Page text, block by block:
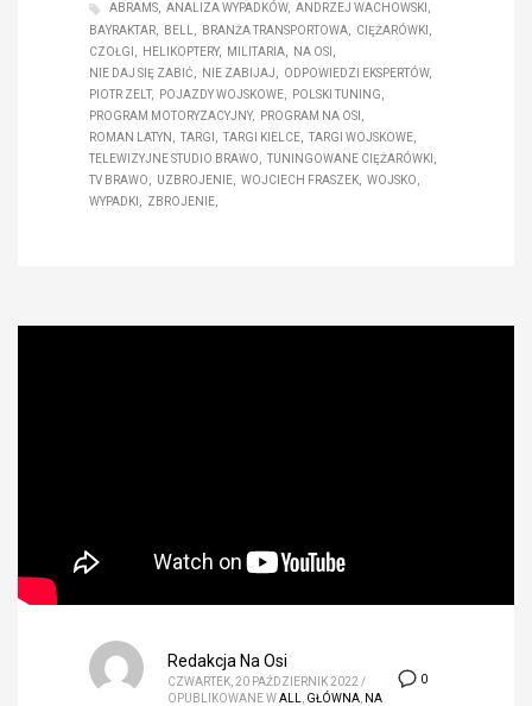
ABRAMS ANALIZA WYPADKÓW
ANDRZEJ WACHOWSKI
BAYRAKTAR
BELL BRANŻA TRANSPORTOWA
CIĘŻARÓWKI
CZOŁGI
HELIKOPTERY MILITARIA
NA OSI
NIE DAJ SIĘ ZABIĆ
NIE ZABIJAJ
ODPOWIEDZI EKSPERTÓW
PIOTR ZELT
POJAZDY WOJSKOWE
POLSKI TUNING
PROGRAM MOTORYZACYJNY
PROGRAM NA OSI
ROMAN LATYN
TARGI TARGI KIELCE
TARGI WOJSKOWE
TELEWIZYJNE STUDIO BRAWO
TUNINGOWANE CIĘŻARÓWKI
TV BRAWO
UZBROJENIE WOJCIECH FRASZEK
WOJSKO
WYPADKI
ZBROJENIE
0
Redakcja Na Osi
CZWARTEK, 20 PAŹDZIERNIK 2022 /
OPUBLIKOWANE WALL GŁÓWNA NA